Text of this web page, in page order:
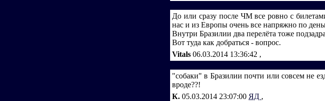
До или сразу после ЧМ все ровно с
нас и из Европы очень все напряжно по
Внутри Бразилии два перелёта тоже
Вот туда как добраться - вопрос.
Vitals 06.03.2014 13:36:42 ,
"собаки" в Бразилии почти или совсем не
вроде??!
К. 05.03.2014 23:07:00 ЯД ,